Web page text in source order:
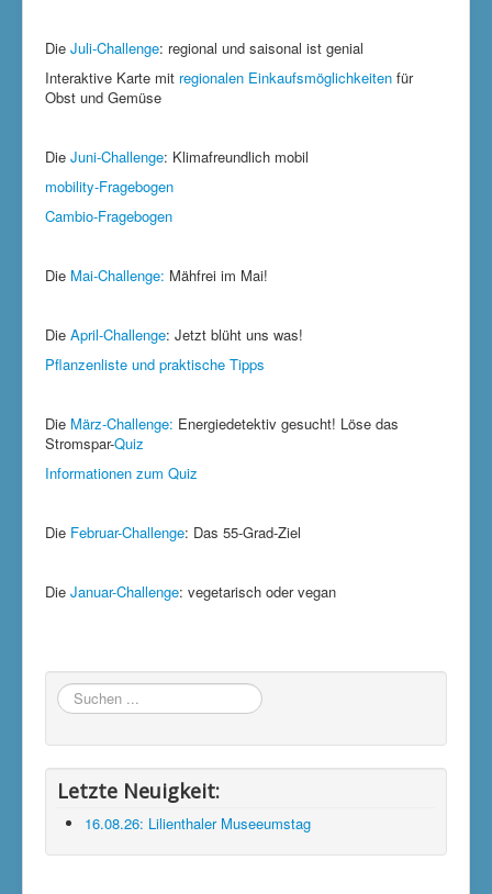
Die Juli-Challenge: regional und saisonal ist genial
Interaktive Karte mit regionalen Einkaufsmöglichkeiten für
Obst und Gemüse
Die Juni-Challenge: Klimafreundlich mobil
mobility-Fragebogen
Cambio-Fragebogen
Die Mai-Challenge: Mähfrei im Mai!
Die April-Challenge: Jetzt blüht uns was!
Pflanzenliste und praktische Tipps
Die März-Challenge: Energiedetektiv gesucht! Löse das
Stromspar-Quiz
Informationen zum Quiz
Die Februar-Challenge: Das 55-Grad-Ziel
Die Januar-Challenge: vegetarisch oder vegan
Suchen
...
Letzte Neuigkeit:
16.08.26: Lilienthaler Museeumstag